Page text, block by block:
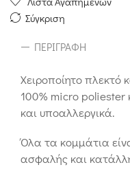
Σύγκριση
ΠΕΡΙΓΡΑΦΉ
Χειροποίητο πλεκτό
100% micro
και υποαλλεργικά.
Όλα τα κομμάτια
ασφαλής και